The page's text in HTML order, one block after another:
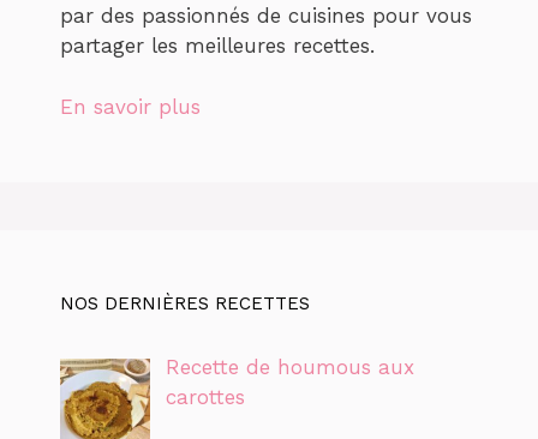
par des passionnés de cuisines pour vous
partager les meilleures recettes.
En savoir plus
NOS DERNIÈRES RECETTES
Recette de houmous aux
carottes